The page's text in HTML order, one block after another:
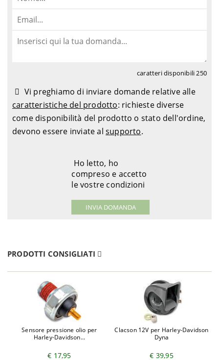
caratteri disponibili250
Vi preghiamo di inviare domande relative alle
caratteristiche del prodotto: richieste diverse
come disponibilità del prodotto o stato dell'ordine,
devono essere inviate al supporto.
Ho letto, ho
compreso e accetto
le vostre condizioni
PRODOTTI CONSIGLIATI
Sensore pressione olio per
Harley-Davidson...
€ 17,95
Clacson 12V per Harley-Davidson
Dyna
€ 39,95